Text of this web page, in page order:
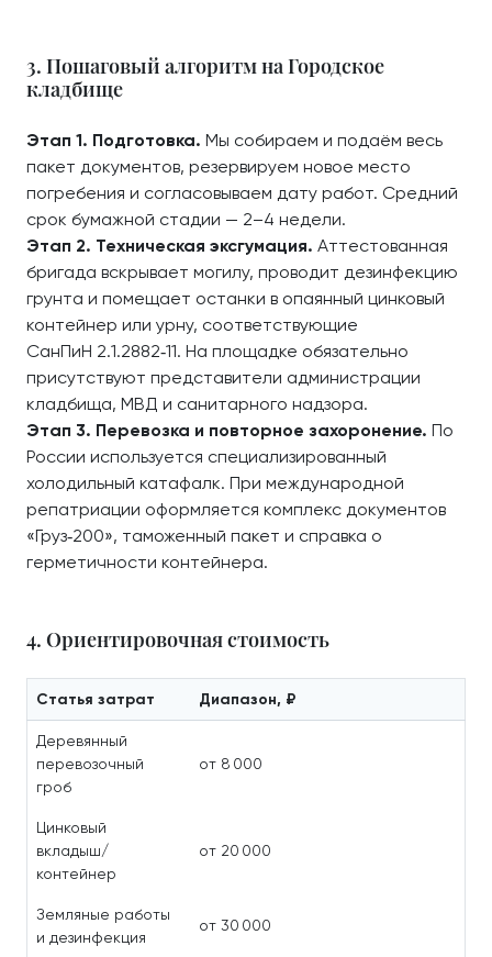
3. Пошаговый алгоритм на Городское
кладбище
Этап 1. Подготовка. Мы собираем и подаём весь
пакет документов, резервируем новое место
погребения и согласовываем дату работ. Средний
срок бумажной стадии — 2–4 недели.
Этап 2. Техническая эксгумация. Аттестованная
бригада вскрывает могилу, проводит дезинфекцию
грунта и помещает останки в опаянный цинковый
контейнер или урну, соответствующие
СанПиН 2.1.2882‑11. На площадке обязательно
присутствуют представители администрации
кладбища, МВД и санитарного надзора.
Этап 3. Перевозка и повторное захоронение. По
России используется специализированный
холодильный катафалк. При международной
репатриации оформляется комплекс документов
«Груз‑200», таможенный пакет и справка о
герметичности контейнера.
4. Ориентировочная стоимость
Статья затрат Диапазон, ₽
Деревянный
перевозочный
гроб
от 8 000
Цинковый
вкладыш/
контейнер
от 20 000
Земляные работы
и дезинфекция
от 30 000